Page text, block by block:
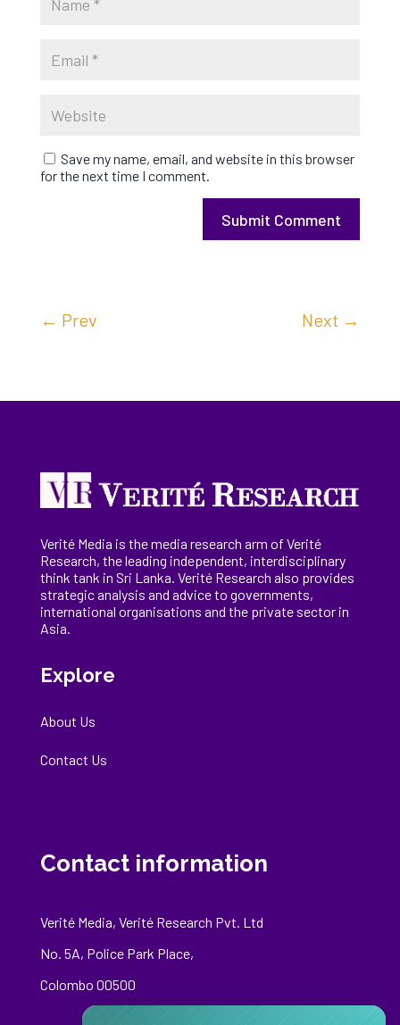
Save my name, email, and website in this browser
for the next time I comment.
Submit Comment
← Prev Next →
Verité Media is the media research arm of Verité
Research, theleading independent, interdisciplinary
think tank in Sri Lanka. Verité Research also provides
strategic analysis and advice to governments,
international organisations and the private sector in
Asia.
Explore
About Us
Contact Us
Contact information
Verité Media, Verité Research Pvt. Ltd
No. 5A, Police Park Place,
Colombo 00500